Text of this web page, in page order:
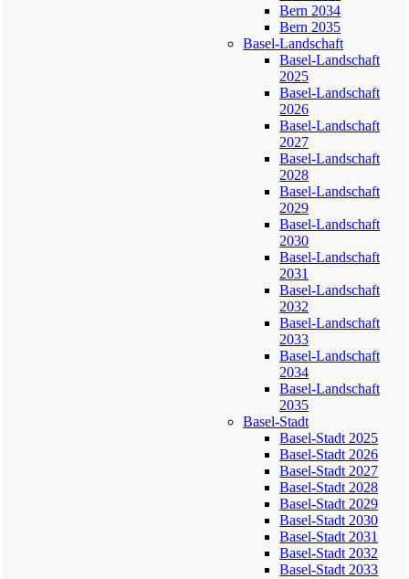
Bern 2034
Bern 2035
Basel-Landschaft
Basel-Landschaft
2025
Basel-Landschaft
2026
Basel-Landschaft
2027
Basel-Landschaft
2028
Basel-Landschaft
2029
Basel-Landschaft
2030
Basel-Landschaft
2031
Basel-Landschaft
2032
Basel-Landschaft
2033
Basel-Landschaft
2034
Basel-Landschaft
2035
Basel-Stadt
Basel-Stadt 2025
Basel-Stadt 2026
Basel-Stadt 2027
Basel-Stadt 2028
Basel-Stadt 2029
Basel-Stadt 2030
Basel-Stadt 2031
Basel-Stadt 2032
Basel-Stadt 2033